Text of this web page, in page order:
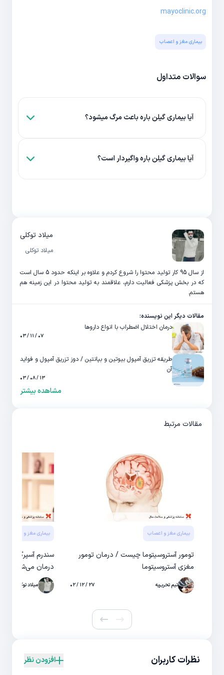
mayoclinic.org
بیماری مغز و اعصاب
سوالات متداول
آیا بیماری گیلن باره باعث مرگ میشود؟
آیا بیماری گیلن باره واگیردار است؟
میلاد توکلی
میلاد توکلی
از سال 95 کار تولید محتوا را شروع کردم و علاوه بر اینکه حدود 5 سال است
که در بخش پزشکی فعالیت دارم، علاقمند به تولید محتوا در این زمینه هم
هستم.
مقالات دیگر این نویسنده:
درمان اختلال اضطراب با انواع داروها
۰۷ / ۱۱ / ۰۳
طریقه تزریق آمپول بیوتین و بپانتین / دوز تزریق آمپول و فواید
آن
۱۳ / ۰۸ / ۰۳
مشاهده بیشتر
مقالات مرتبط
بیماری مغز و اعصاب
تومور آستروسیتوما چیست / درمان تومور
مغزی آستروسیتوما
تیم تحریریه ۲۷ / ۱۲ / ۰۲
بیماری مغز و اعصاب
سندرم آسپرگر
درمان می‌شود
میلاد توکلی
نظرات کاربران افزودن نظر